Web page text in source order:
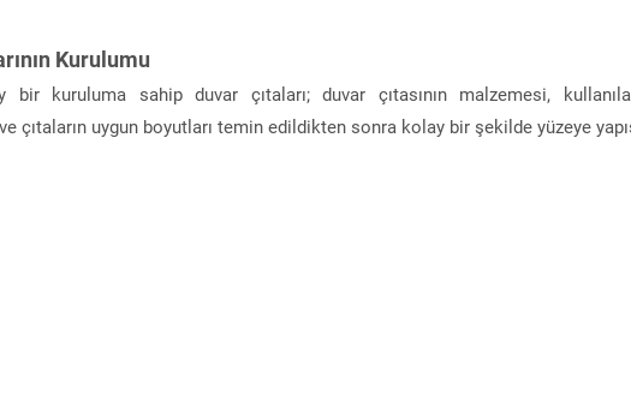
Kurulumu
bir kuruluma sahip duvar çıtaları; duvar çıtasının malzemesi,
çıtaların uygun boyutları temin edildikten sonra kolay bir şekilde yüzeye